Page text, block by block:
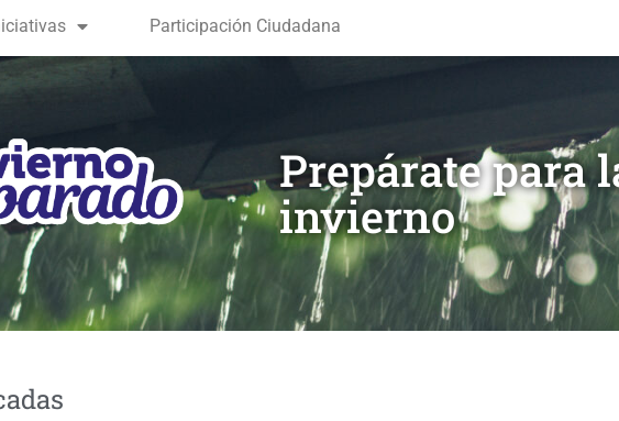
Participación Ciudadana
Prepárate para
invierno